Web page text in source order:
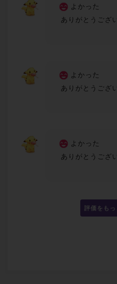
よかった
ありがとうござ
よかった
ありがとうござ
よかった
ありがとうござ
評価をも